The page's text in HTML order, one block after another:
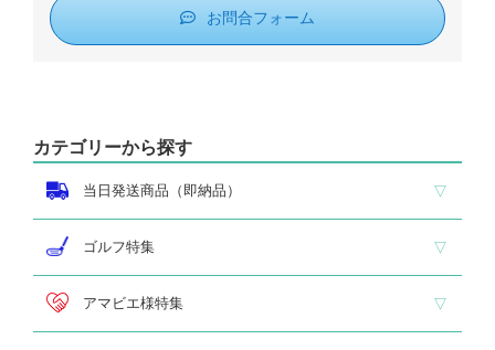
お問合フォーム
カテゴリーから探す
当日発送商品（即納品）
即納品 トロフィー
即納品 優勝カップ
即納品 クリスタル
即納品 特価品
ゴルフ特集
ホールインワン
ゴルフ専用カップ
ゴルフ専用ブロンズ
ゴルフ専用クリスタル
アマビエ様特集